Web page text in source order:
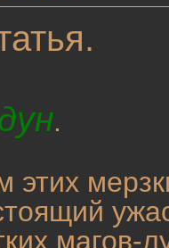
.
магов-